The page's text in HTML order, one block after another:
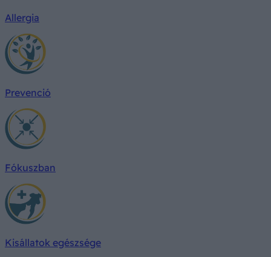
Allergia
Prevenció
Fókuszban
Kisállatok egészsége